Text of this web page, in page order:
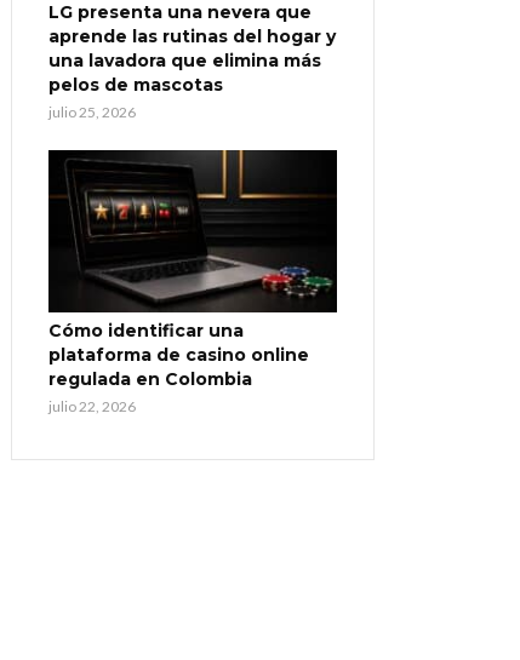
LG presenta una nevera que
aprende las rutinas del hogar y
una lavadora que elimina más
pelos de mascotas
julio 25, 2026
Cómo identificar una
plataforma de casino online
regulada en Colombia
julio 22, 2026